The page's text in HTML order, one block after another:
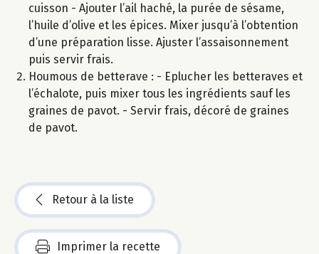
cuisson - Ajouter l’ail haché, la purée de sésame,
l’huile d’olive et les épices. Mixer jusqu’à l’obtention
d’une préparation lisse. Ajuster l’assaisonnement
puis servir frais.
Houmous de betterave : - Eplucher les betteraves et
l’échalote, puis mixer tous les ingrédients sauf les
graines de pavot. - Servir frais, décoré de graines
de pavot.
Retour à la liste
Imprimer la recette